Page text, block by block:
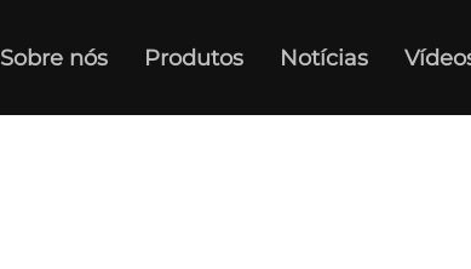
Sobre nós Produtos Notícias